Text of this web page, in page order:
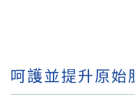
呵護並提升原始